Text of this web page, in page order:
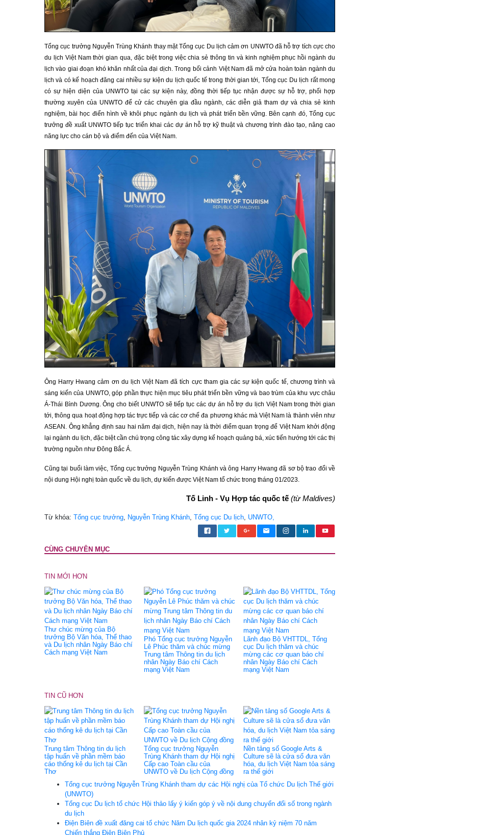
Tổng cục trưởng Nguyễn Trùng Khánh thay mặt Tổng cục Du lịch cảm ơn UNWTO đã hỗ trợ tích cực cho
du lịch Việt Nam thời gian qua, đặc biệt trong việc chia sẻ thông tin và kinh nghiệm phục hồi ngành du
lịch vào giai đoạn khó khăn nhất của đại dịch. Trong bối cảnh Việt Nam đã mở cửa hoàn toàn ngành du
lịch và có kế hoạch đăng cai nhiều sự kiện du lịch quốc tế trong thời gian tới, Tổng cục Du lịch rất mong
có sự hiện diện của UNWTO tại các sự kiện này, đồng thời tiếp tục nhận được sự hỗ trợ, phối hợp
thường xuyên của UNWTO để cử các chuyên gia đầu ngành, các diễn giả tham dự và chia sẻ kinh
nghiệm, bài học điển hình về khôi phục ngành du lịch và phát triển bền vững. Bên cạnh đó, Tổng cục
trưởng đề xuất UNWTO tiếp tục triển khai các dự án hỗ trợ kỹ thuật và chương trình đào tạo, nâng cao
năng lực cho cán bộ và điểm đến của Việt Nam.
Ông Harry Hwang cảm ơn du lịch Việt Nam đã tích cực tham gia các sự kiện quốc tế, chương trình và
sáng kiến của UNWTO, góp phần thực hiện mục tiêu phát triển bền vững và bao trùm của khu vực châu
Á-Thái Bình Dương. Ông cho biết UNWTO sẽ tiếp tục các dự án hỗ trợ du lịch Việt Nam trong thời gian
tới, thông qua hoạt động hợp tác trực tiếp và các cơ chế đa phương khác mà Việt Nam là thành viên như
ASEAN. Ông khẳng định sau hai năm đại dịch, hiện nay là thời điểm quan trọng để Việt Nam khởi động
lại ngành du lịch, đặc biệt cần chú trọng công tác xây dựng kế hoạch quảng bá, xúc tiến hướng tới các thị
trường nguồn như Đông Bắc Á.
Cũng tại buổi làm việc, Tổng cục trưởng Nguyễn Trùng Khánh và ông Harry Hwang đã sơ bộ trao đổi về
nội dung Hội nghị toàn quốc về du lịch, dự kiến được Việt Nam tổ chức trong tháng 01/2023.
Tố Linh - Vụ Hợp tác quốc tế (từ Maldives)
Từ khóa: Tổng cục trưởng, Nguyễn Trùng Khánh, Tổng cục Du lịch, UNWTO,
CÙNG CHUYÊN MỤC
TIN MỚI HƠN
Thư chúc mừng của Bộ
trưởng Bộ Văn hóa, Thể thao
và Du lịch nhân Ngày Báo chí
Cách mạng Việt Nam
Phó Tổng cục trưởng Nguyễn
Lê Phúc thăm và chúc mừng
Trung tâm Thông tin du lịch
nhân Ngày Báo chí Cách
mạng Việt Nam
Lãnh đạo Bộ VHTTDL, Tổng
cục Du lịch thăm và chúc
mừng các cơ quan báo chí
nhân Ngày Báo chí Cách
mạng Việt Nam
TIN CŨ HƠN
Trung tâm Thông tin du lịch
tập huấn về phần mềm báo
cáo thống kê du lịch tại Cần
Thơ
Tổng cục trưởng Nguyễn
Trùng Khánh tham dự Hội nghị
Cấp cao Toàn cầu của
UNWTO về Du lịch Cộng đồng
Nền tảng số Google Arts &
Culture sẽ là cửa sổ đưa văn
hóa, du lịch Việt Nam tỏa sáng
ra thế giới
Tổng cục trưởng Nguyễn Trùng Khánh tham dự các Hội nghị của Tổ chức Du lịch Thế giới
(UNWTO)
Tổng cục Du lịch tổ chức Hội thảo lấy ý kiến góp ý về nội dung chuyển đổi số trong ngành
du lịch
Điện Biên đề xuất đăng cai tổ chức Năm Du lịch quốc gia 2024 nhân kỷ niệm 70 năm
Chiến thắng Điện Biên Phủ